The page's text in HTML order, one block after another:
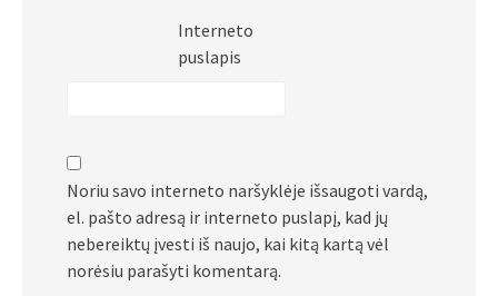
Interneto
puslapis
Noriu savo interneto naršyklėje išsaugoti vardą,
el. pašto adresą ir interneto puslapį, kad jų
nebereiktų įvesti iš naujo, kai kitą kartą vėl
norėsiu parašyti komentarą.